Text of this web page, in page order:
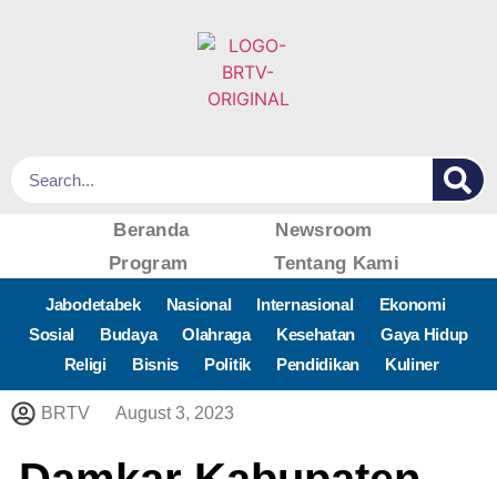
Beranda
Newsroom
Program
Tentang Kami
Jabodetabek Nasional Internasional
Ekonomi
Sosial
Budaya Olahraga Kesehatan
Gaya Hidup
Religi
Bisnis Politik Pendidikan Kuliner
BRTV August 3, 2023